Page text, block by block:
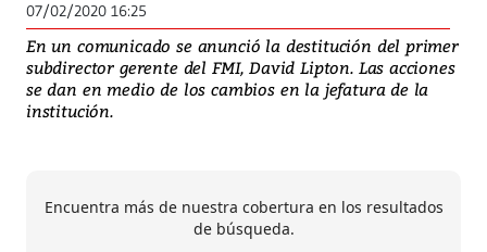
07/02/2020 16:25
En un comunicado se anunció la destitución del primer
subdirector gerente del FMI, David Lipton. Las acciones
se dan en medio de los cambios en la jefatura de la
institución.
Encuentra más de nuestra cobertura en los resultados
de búsqueda.